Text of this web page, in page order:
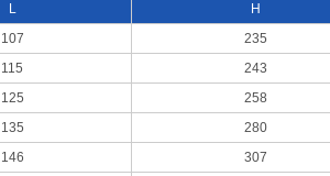
L
H
107
235
115
243
125
258
135
280
146
307